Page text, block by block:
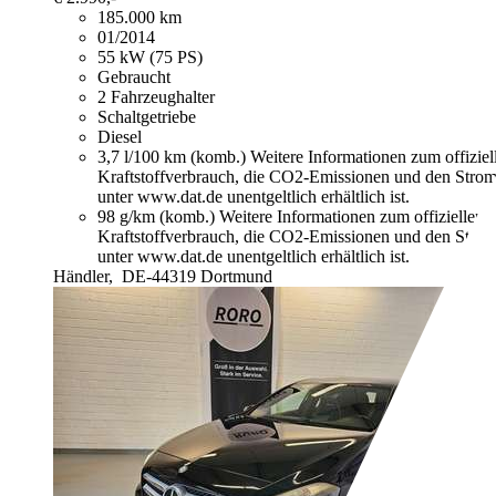
185.000 km
01/2014
55 kW (75 PS)
Gebraucht
2 Fahrzeughalter
Schaltgetriebe
Diesel
3,7 l/100 km (komb.) Weitere Informationen zum
Kraftstoffverbrauch, die CO2-Emissionen und den
unter www.dat.de unentgeltlich erhältlich ist.
98 g/km (komb.) Weitere Informationen zum offiziellen
Kraftstoffverbrauch, die CO2-Emissionen und den
unter www.dat.de unentgeltlich erhältlich ist.
Händler, DE-44319 Dortmund